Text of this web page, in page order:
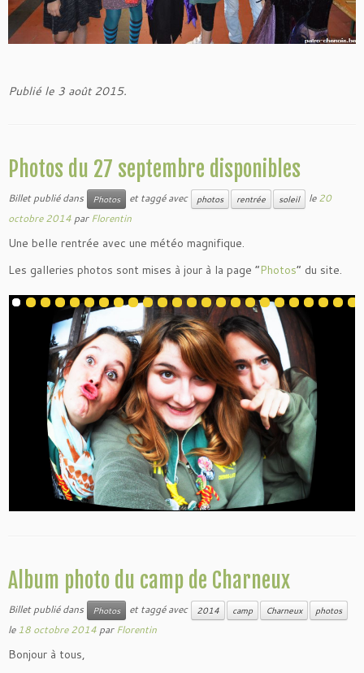
Publié le 3 août 2015.
Photos du 27 septembre disponibles
Billet publié dans Photos et taggé avec photos rentrée soleil le20
octobre 2014 parFlorentin
Une belle rentrée avec une météo magnifique.
Les galleries photos sont mises à jour à la page “Photos” du site.
Album photo du camp de Charneux
Billet publié dans Photos et taggé avec 2014 camp Charneux photos
le 18 octobre 2014 parFlorentin
Bonjour à tous,